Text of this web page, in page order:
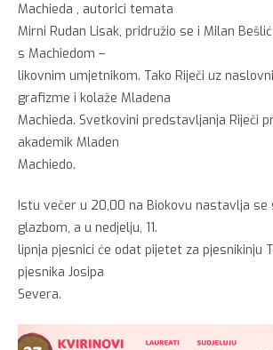
Machieda , autorici temata
Mirni Rudan Lisak, pridružio se i Milan
s Machiedom –
likovnim umjetnikom. Tako Riječi uz
grafizme i kolaže Mladena
Machieda. Svetkovini predstavljanja Riječi
akademik Mladen
Machiedo.
Istu večer u 20,00 na Biokovu nastavlja se
glazbom, a u nedjelju, 11.
lipnja pjesnici će odat pijetet za pjesnikinju
pjesnika Josipa
Severa.